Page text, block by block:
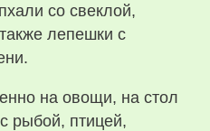
со свеклой,
лепешки с
на овощи, на стол
рыбой, птицей,